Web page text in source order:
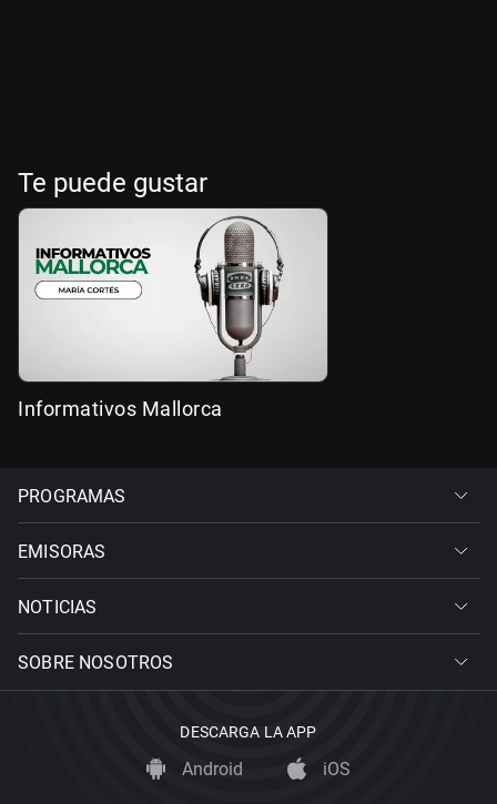
Te puede gustar
Informativos Mallorca
PROGRAMAS
EMISORAS
NOTICIAS
SOBRE NOSOTROS
DESCARGA LA APP
Android iOS